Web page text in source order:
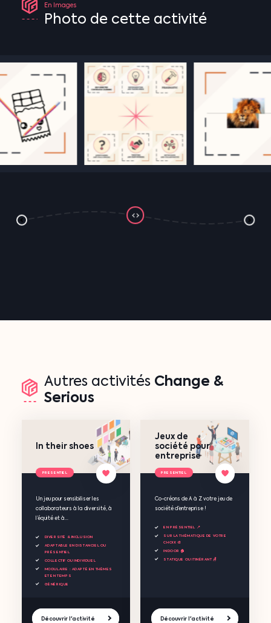
En Images
Photo de cette activité
Autres activités Change &
Serious
In their shoes
Un jeu pour sensibiliser les
collaborateurs à la diversité, à
l’équité et à...
DIVERSITÉ & INCLUSION
ADAPTABLE EN DISTANCIEL OU
PRÉSENTIEL
COLLECTIF OU INDIVIDUEL
MODULAIRE : ADAPTÉ EN THÈMES
ET EN TEMPS
GÉNÉRIQUE
Découvrir l'activité
PRESENTIEL
Jeux de
société pour
entreprise
Co-créons de A à Z votre jeu de
société d’entreprise !
EN PRÉSENTIEL 📍
SUR LA THÉMATIQUE DE VOTRE
CHOIX 🎨
INDOOR 🏠
STATIQUE OU ITINÉRANT 🪑
Découvrir l'activité
PRESENTIEL